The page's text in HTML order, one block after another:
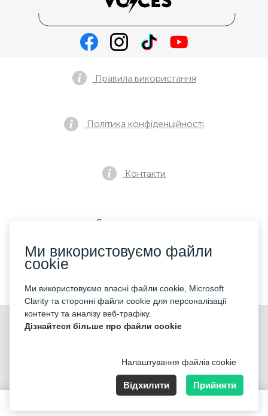
©2026 «Mticket Sp. z o.o.» Всі права захищені
Правила використання
Політика конфіденційності
Контакти
Як купити квиток
Ми використовуємо файли
cookie
Ми використовуємо власні файли cookie, Microsoft
Clarity та сторонні файли cookie для персоналізації
контенту та аналізу веб-трафіку.
Дізнайтеся більше про файли cookie
Налаштування файлів cookie
Відхилити Прийняти